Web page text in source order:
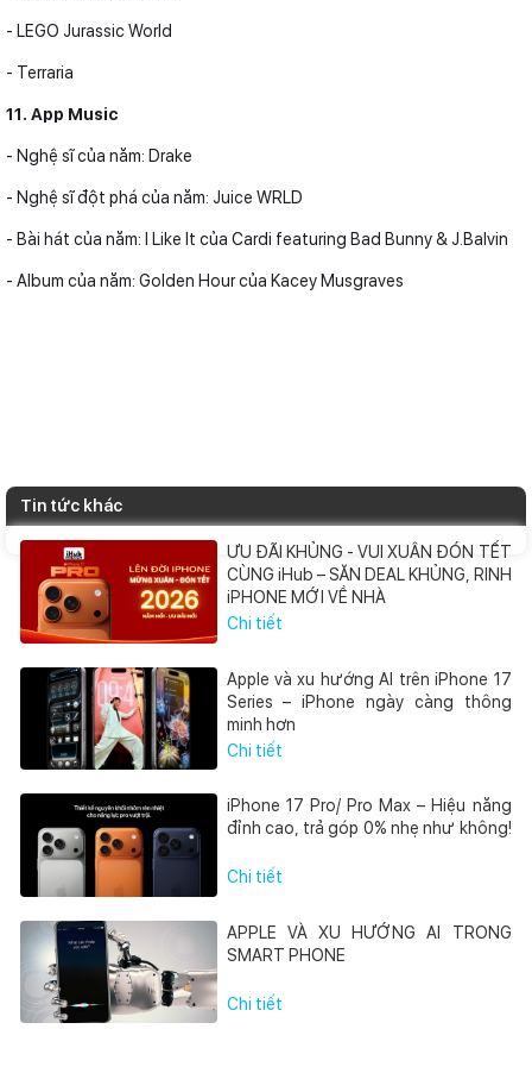
- LEGO Jurassic World
- Terraria
11. App Music
- Nghệ sĩ của năm: Drake
- Nghệ sĩ đột phá của năm: Juice WRLD
- Bài hát của năm: I Like It của Cardi featuring Bad Bunny & J.Balvin
- Album của năm: Golden Hour của Kacey Musgraves
Tin tức khác
ƯU ĐÃI KHỦNG - VUI XUÂN ĐÓN TẾT
CÙNG iHub – SĂN DEAL KHỦNG, RINH
iPHONE MỚI VỀ NHÀ
Chi tiết
Apple và xu hướng AI trên iPhone 17
Series – iPhone ngày càng thông
minh hơn
Chi tiết
iPhone 17 Pro/ Pro Max – Hiệu năng
đỉnh cao, trả góp 0% nhẹ như không!
Chi tiết
APPLE VÀ XU HƯỚNG AI TRONG
SMART PHONE
Chi tiết